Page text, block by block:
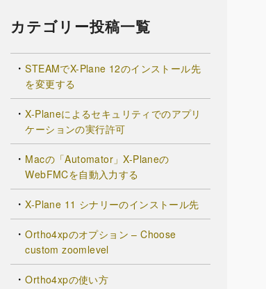
カテゴリー投稿一覧
STEAMでX-Plane 12のインストール先
を変更する
X-Planeによるセキュリティでのアプリ
ケーションの実行許可
Macの「Automator」X-Planeの
WebFMCを自動入力する
X-Plane 11 シナリーのインストール先
Ortho4xpのオプション – Choose
custom zoomlevel
Ortho4xpの使い方